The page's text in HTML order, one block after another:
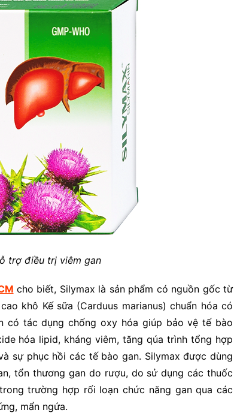
trợ điều trị viêm gan
cho biết, Silymax là sản phẩm có nguồn gốc từ
khô Kế sữa (Carduus marianus) chuẩn hóa có
có tác dụng chống oxy hóa giúp bảo vệ tế bào
hóa lipid, kháng viêm, tăng qúa trình tổng hợp
sự phục hồi các tế bào gan. Silymax được dùng
tổn thương gan do rượu, do sử dụng các thuốc
trường hợp rối loạn chức năng gan qua các
mẩn ngứa.